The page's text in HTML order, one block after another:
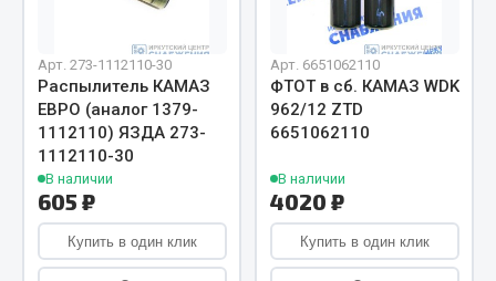
Измерительный инструмент
Крепежный инструмент
Режущий инструмент
Силовое оборудование
Слесарный инструмент
Столярный инструмент
Показать ещё
Арт. 273-1112110-30
Распылитель КАМАЗ
ЕВРО (аналог 1379-
1112110) ЯЗДА 273-
1112110-30
В наличии
605 ₽
Купить в один клик
Арт. 6651062110
ФТОТ в сб. КАМАЗ WDK
962/12 ZTD
6651062110
В наличии
4020 ₽
Купить в один клик